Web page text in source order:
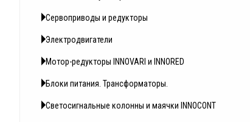
Сервоприводы и редукторы
Электродвигатели
Мотор-редукторы INNOVARI и INNORED
Блоки питания. Трансформаторы.
Светосигнальные колонны и маячки INNOCONT